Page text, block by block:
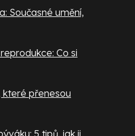
Současné umění,
Co si
které přenesou